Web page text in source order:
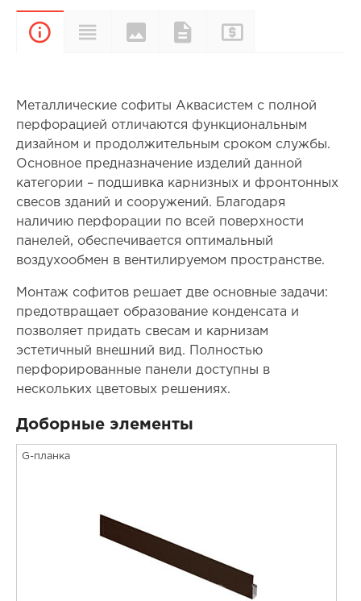
ОписаниеХарактеристики
Цвета и
покрытия
Документы
Металлические софиты Аквасистем с полной
перфорацией отличаются функциональным
дизайном и продолжительным сроком службы.
Основное предназначение изделий данной
категории – подшивка карнизных и фронтонных
свесов зданий и сооружений. Благодаря
наличию перфорации по всей поверхности
панелей, обеспечивается оптимальный
воздухообмен в вентилируемом пространстве.
Монтаж софитов решает две основные задачи:
предотвращает образование конденсата и
позволяет придать свесам и карнизам
эстетичный внешний вид. Полностью
перфорированные панели доступны в
нескольких цветовых решениях.
Доборные элементы
G-планка